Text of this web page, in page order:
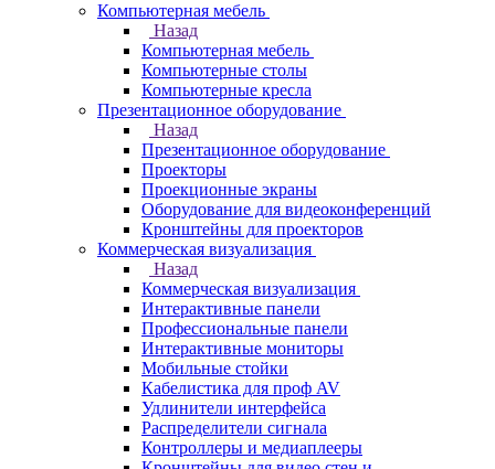
Компьютерная мебель
Назад
Компьютерная мебель
Компьютерные столы
Компьютерные кресла
Презентационное оборудование
Назад
Презентационное оборудование
Проекторы
Проекционные экраны
Оборудование для видеоконференций
Кронштейны для проекторов
Коммерческая визуализация
Назад
Коммерческая визуализация
Интерактивные панели
Профессиональные панели
Интерактивные мониторы
Мобильные стойки
Кабелистика для проф AV
Удлинители интерфейса
Распределители сигнала
Контроллеры и медиаплееры